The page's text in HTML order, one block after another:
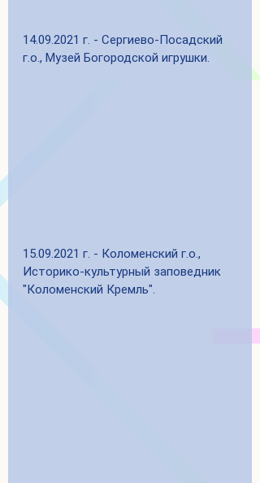
14.09.2021 г. - Сергиево-Посадский
г.о., Музей Богородской игрушки.
15.09.2021 г. - Коломенский г.о.,
Историко-культурный заповедник
"Коломенский Кремль".